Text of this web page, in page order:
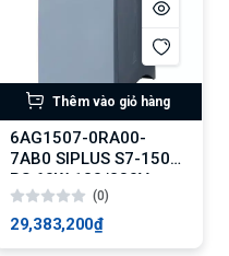
Thêm vào giỏ hàng
6AG1507-0RA00-
7AB0 SIPLUS S7-1500
PS 60W 120/230V
AC/DC
(0)
29,383,200₫